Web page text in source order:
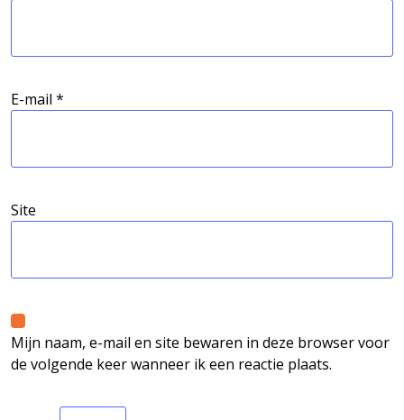
E-mail *
Site
Mijn naam, e-mail en site bewaren in deze browser voor
de volgende keer wanneer ik een reactie plaats.